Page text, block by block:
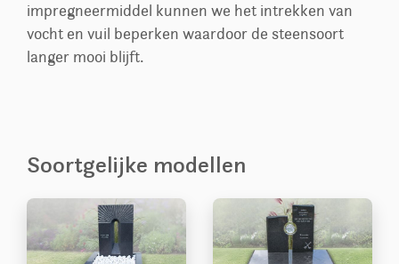
impregneermiddel kunnen we het intrekken van
vocht en vuil beperken waardoor de steensoort
langer mooi blijft.
Soortgelijke modellen